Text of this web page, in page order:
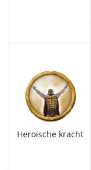
Heroïsche kracht